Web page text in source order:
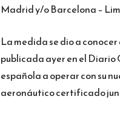
Madrid y/o Barcelona –
La medida se dio a
publicada ayer en el
española a operar con su
aeronáutico certificado